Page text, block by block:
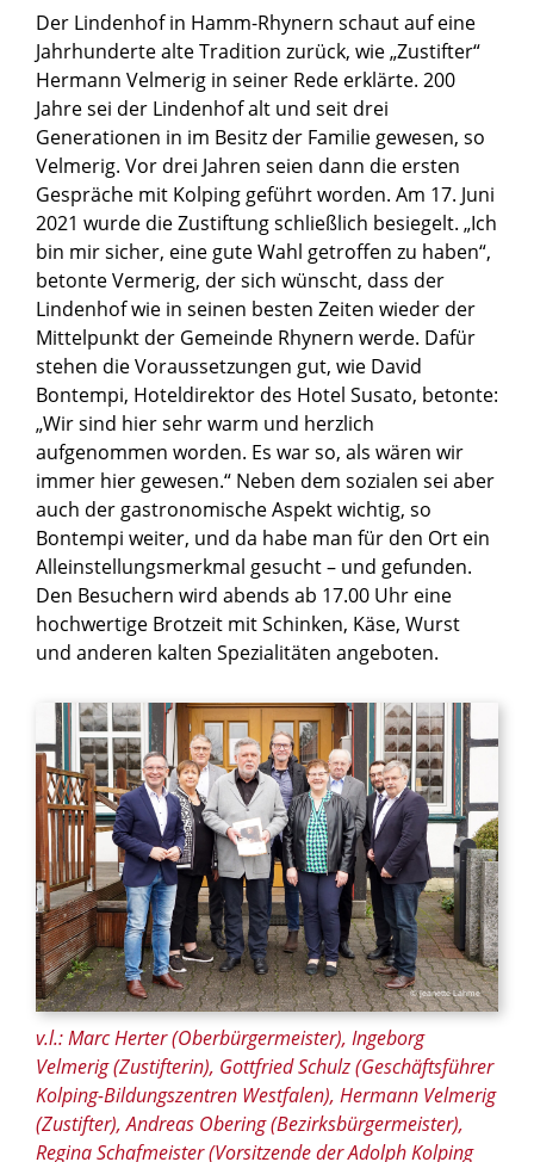
© Jeanette Lahme
v.l.: Marc Herter (Oberbürgermeister), Ingeborg
Velmerig (Zustifterin), Gottfried Schulz (Geschäftsführer
Kolping-Bildungszentren Westfalen), Hermann Velmerig
(Zustifter), Andreas Obering (Bezirksbürgermeister),
Regina Schafmeister (Vorsitzende der Adolph Kolping
Der Lindenhof in Hamm-Rhynern schaut auf eine
Jahrhunderte alte Tradition zurück, wie „Zustifter“
Hermann Velmerig in seiner Rede erklärte. 200
Jahre sei der Lindenhof alt und seit drei
Generationen in im Besitz der Familie gewesen, so
Velmerig. Vor drei Jahren seien dann die ersten
Gespräche mit Kolping geführt worden. Am 17. Juni
2021 wurde die Zustiftung schließlich besiegelt. „Ich
bin mir sicher, eine gute Wahl getroffen zu haben“,
betonte Vermerig, der sich wünscht, dass der
Lindenhof wie in seinen besten Zeiten wieder der
Mittelpunkt der Gemeinde Rhynern werde. Dafür
stehen die Voraussetzungen gut, wie David
Bontempi, Hoteldirektor des Hotel Susato, betonte:
„Wir sind hier sehr warm und herzlich
aufgenommen worden. Es war so, als wären wir
immer hier gewesen.“ Neben dem sozialen sei aber
auch der gastronomische Aspekt wichtig, so
Bontempi weiter, und da habe man für den Ort ein
Alleinstellungsmerkmal gesucht – und gefunden.
Den Besuchern wird abends ab 17.00 Uhr eine
hochwertige Brotzeit mit Schinken, Käse, Wurst
und anderen kalten Spezialitäten angeboten.